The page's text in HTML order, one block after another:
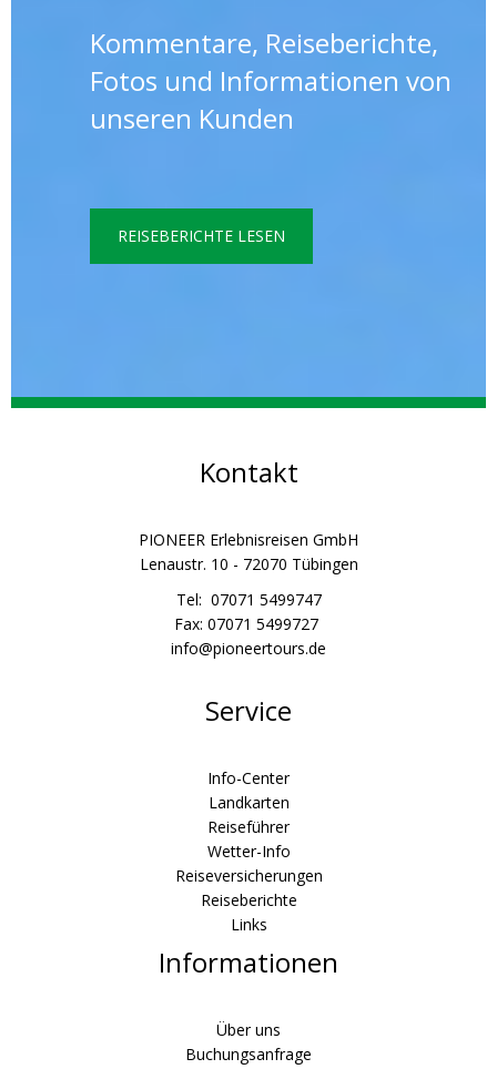
Kommentare, Reiseberichte,
Fotos und Informationen von
unseren Kunden
REISEBERICHTE LESEN
Kontakt
PIONEER Erlebnisreisen GmbH
Lenaustr. 10 - 72070 Tübingen
Tel: 07071 5499747
Fax: 07071 5499727
info@pioneertours.de
Service
Info-Center
Landkarten
Reiseführer
Wetter-Info
Reiseversicherungen
Reiseberichte
Links
Informationen
Über uns
Buchungsanfrage